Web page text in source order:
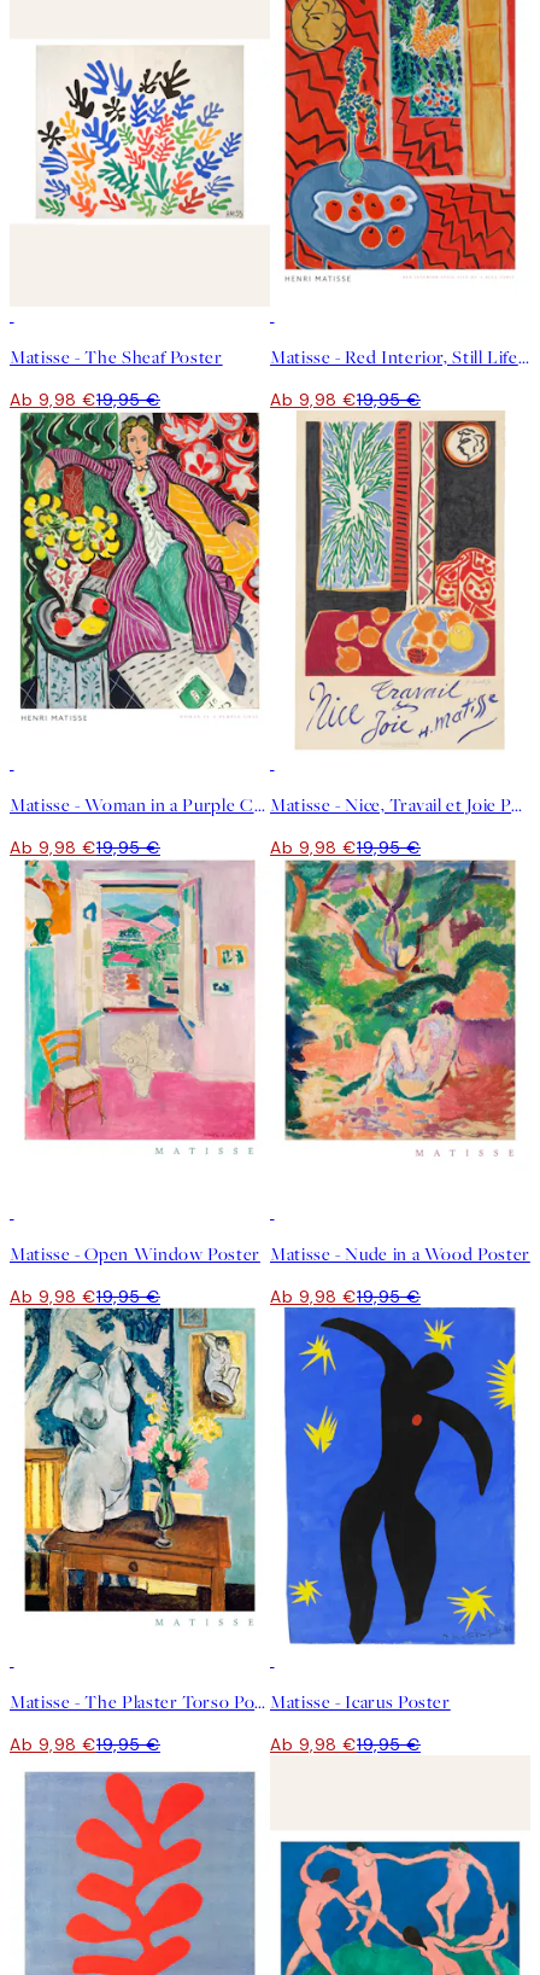
Matisse - The Sheaf Poster
Ab 9,98 €19,95 €
Matisse - Red Interior, Still Life on a Blue Table Poster
Ab 9,98 €19,95 €
Matisse - Woman in a Purple Coat Poster
Ab 9,98 €19,95 €
Matisse - Nice, Travail et Joie Poster
Ab 9,98 €19,95 €
Matisse - Open Window Poster
Ab 9,98 €19,95 €
Matisse - Nude in a Wood Poster
Ab 9,98 €19,95 €
Matisse - The Plaster Torso Poster
Ab 9,98 €19,95 €
Matisse - Icarus Poster
Ab 9,98 €19,95 €